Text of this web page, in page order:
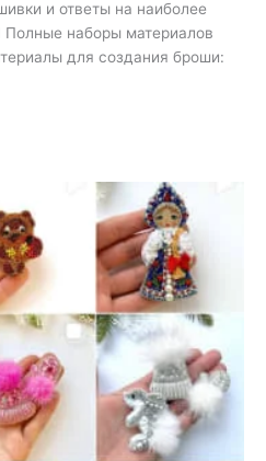
и ответы на наиболее
наборы материалов
для создания броши: